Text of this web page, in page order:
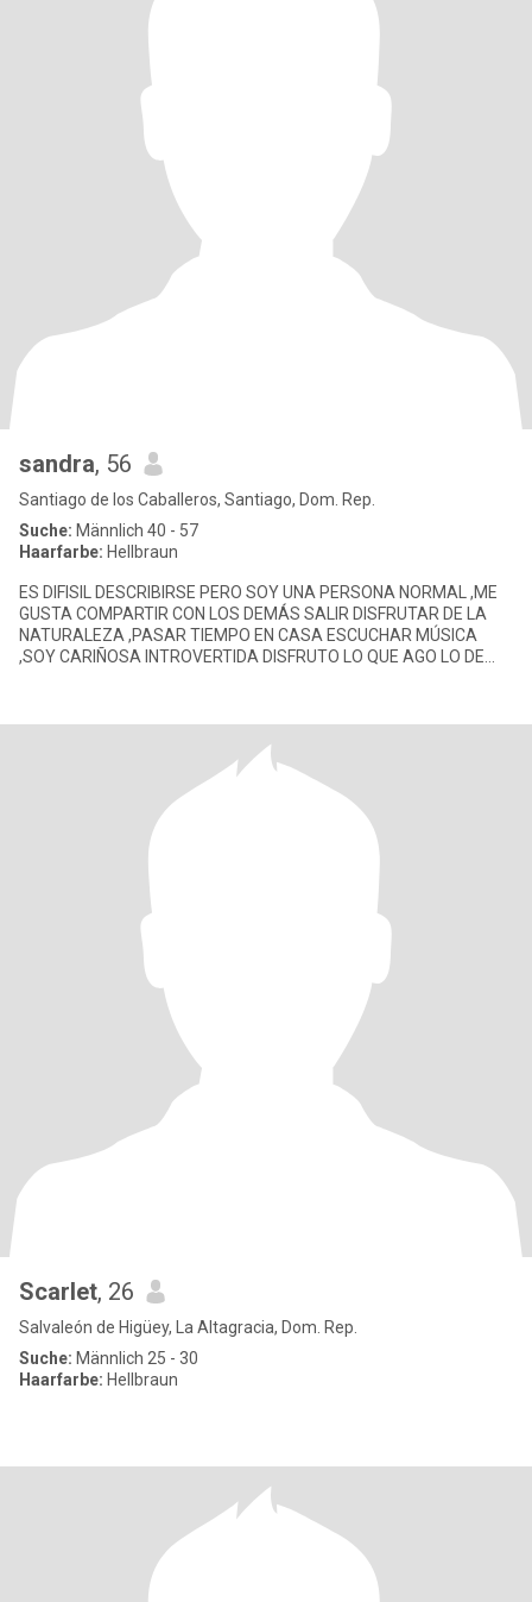
sandra, 56
Santiago de los Caballeros, Santiago, Dom. Rep.
Suche: Männlich 40 - 57
Haarfarbe: Hellbraun
ES DIFISIL DESCRIBIRSE PERO SOY UNA PERSONA NORMAL ,ME
GUSTA COMPARTIR CON LOS DEMÁS SALIR DISFRUTAR DE LA
NATURALEZA ,PASAR TIEMPO EN CASA ESCUCHAR MÚSICA
,SOY CARIÑOSA INTROVERTIDA DISFRUTO LO QUE AGO LO DE
Scarlet, 26
Salvaleón de Higüey, La Altagracia, Dom. Rep.
Suche: Männlich 25 - 30
Haarfarbe: Hellbraun